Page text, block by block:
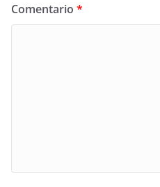
Comentario *